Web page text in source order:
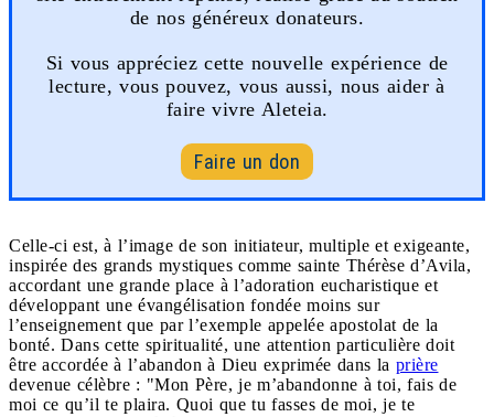
de nos généreux donateurs.
Si vous appréciez cette nouvelle expérience de
lecture, vous pouvez, vous aussi, nous aider à
faire vivre Aleteia.
Faire un don
Celle-ci est, à l’image de son initiateur, multiple et exigeante,
inspirée des grands mystiques comme sainte Thérèse d’Avila,
accordant une grande place à l’adoration eucharistique et
développant une évangélisation fondée moins sur
l’enseignement que par l’exemple appelée apostolat de la
bonté. Dans cette spiritualité, une attention particulière doit
être accordée à l’abandon à Dieu exprimée dans la prière
devenue célèbre : "Mon Père, je m’abandonne à toi, fais de
moi ce qu’il te plaira. Quoi que tu fasses de moi, je te